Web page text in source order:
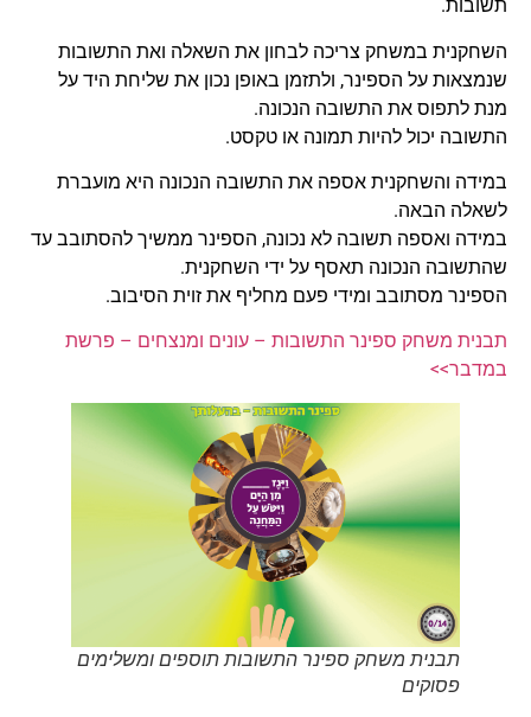
תשובות.
השחקנית במשחק צריכה לבחון את השאלה ואת התשובות
שנמצאות על הספינר, ולתזמן באופן נכון את שליחת היד על
מנת לתפוס את התשובה הנכונה.
התשובה יכול להיות תמונה או טקסט.
במידה והשחקנית אספה את התשובה הנכונה היא מועברת
לשאלה הבאה.
במידה ואספה תשובה לא נכונה, הספינר ממשיך להסתובב עד
שהתשובה הנכונה תאסף על ידי השחקנית.
הספינר מסתובב ומידי פעם מחליף את זוית הסיבוב.
תבנית משחק ספינר התשובות – עונים ומנצחים – פרשת
במדבר>>
תבנית משחק ספינר התשובות תוספים ומשלימים
פסוקים